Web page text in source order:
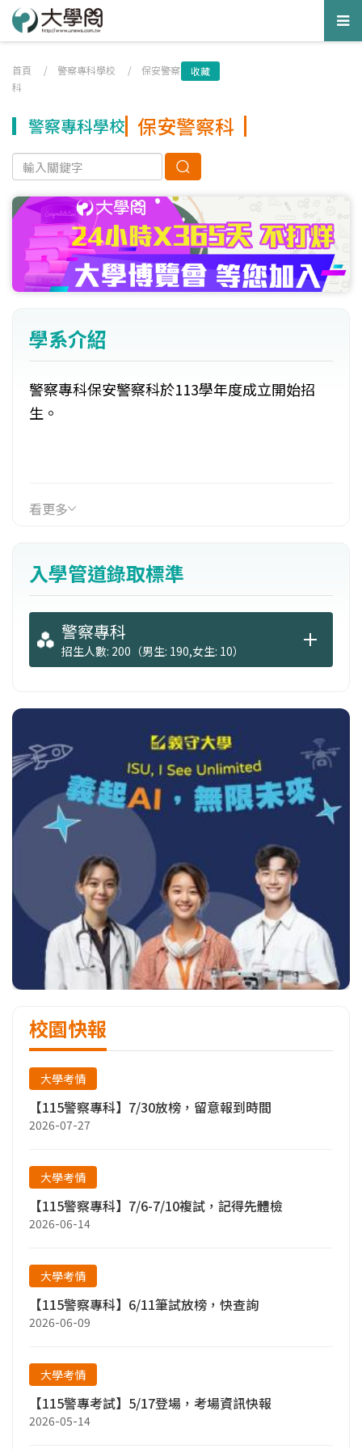
首頁 / 警察專科學校 / 保安警察
科
收藏
警察專科學校 保安警察科
學系介紹
警察專科保安警察科於113學年度成立開始招
生。
看更多
入學管道錄取標準
警察專科
招生人數: 200（男生: 190,女生: 10）
校園快報
大學考情
【115警察專科】7/30放榜，留意報到時間
2026-07-27
大學考情
【115警察專科】7/6-7/10複試，記得先體檢
2026-06-14
大學考情
【115警察專科】6/11筆試放榜，快查詢
2026-06-09
大學考情
【115警專考試】5/17登場，考場資訊快報
2026-05-14